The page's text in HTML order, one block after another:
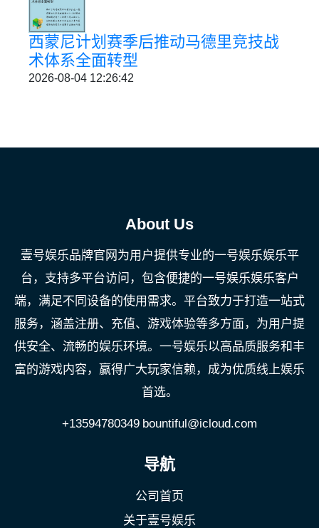
西蒙尼计划赛季后推动马德里竞技战
术体系全面转型
2026-08-04 12:26:42
About Us
壹号娱乐品牌官网为用户提供专业的一号娱乐娱乐平
台，支持多平台访问，包含便捷的一号娱乐娱乐客户
端，满足不同设备的使用需求。平台致力于打造一站式
服务，涵盖注册、充值、游戏体验等多方面，为用户提
供安全、流畅的娱乐环境。一号娱乐以高品质服务和丰
富的游戏内容，赢得广大玩家信赖，成为优质线上娱乐
首选。
+13594780349 bountiful@icloud.com
导航
公司首页
关于壹号娱乐